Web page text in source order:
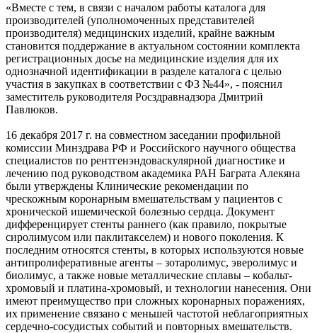
«Вместе с тем, в связи с началом работы каталога для
производителей (уполномоченных представителей
производителя) медицинских изделий, крайне важным
становится поддержание в актуальном состоянии комплекта
регистрационных досье на медицинские изделия для их
однозначной идентификации в разделе каталога с целью
участия в закупках в соответствии с ФЗ №44», - пояснил
заместитель руководителя Росздравнадзора Дмитрий
Павлюков.
16 декабря 2017 г. на совместном заседании профильной
комиссии Минздрава РФ и Российского научного общества
специалистов по рентгенэндоваскулярной диагностике и
лечению под руководством академика РАН Баграта Алекяна
были утверждены Клинические рекомендации по
чрескожным коронарным вмешательствам у пациентов с
хронической ишемической болезнью сердца. Документ
дифференцирует стенты раннего (как правило, покрытые
сиролимусом или паклитакселем) и нового поколения. К
последним относятся стенты, в которых используются новые
антипролиферативные агенты – зотаролимус, эверолимус и
биолимус, а также новые металлические сплавы – кобальт-
хромовый и платина-хромовый, и технологии нанесения. Они
имеют преимущество при сложных коронарных поражениях,
их применение связано с меньшей частотой неблагоприятных
сердечно-сосудистых событий и повторных вмешательств.